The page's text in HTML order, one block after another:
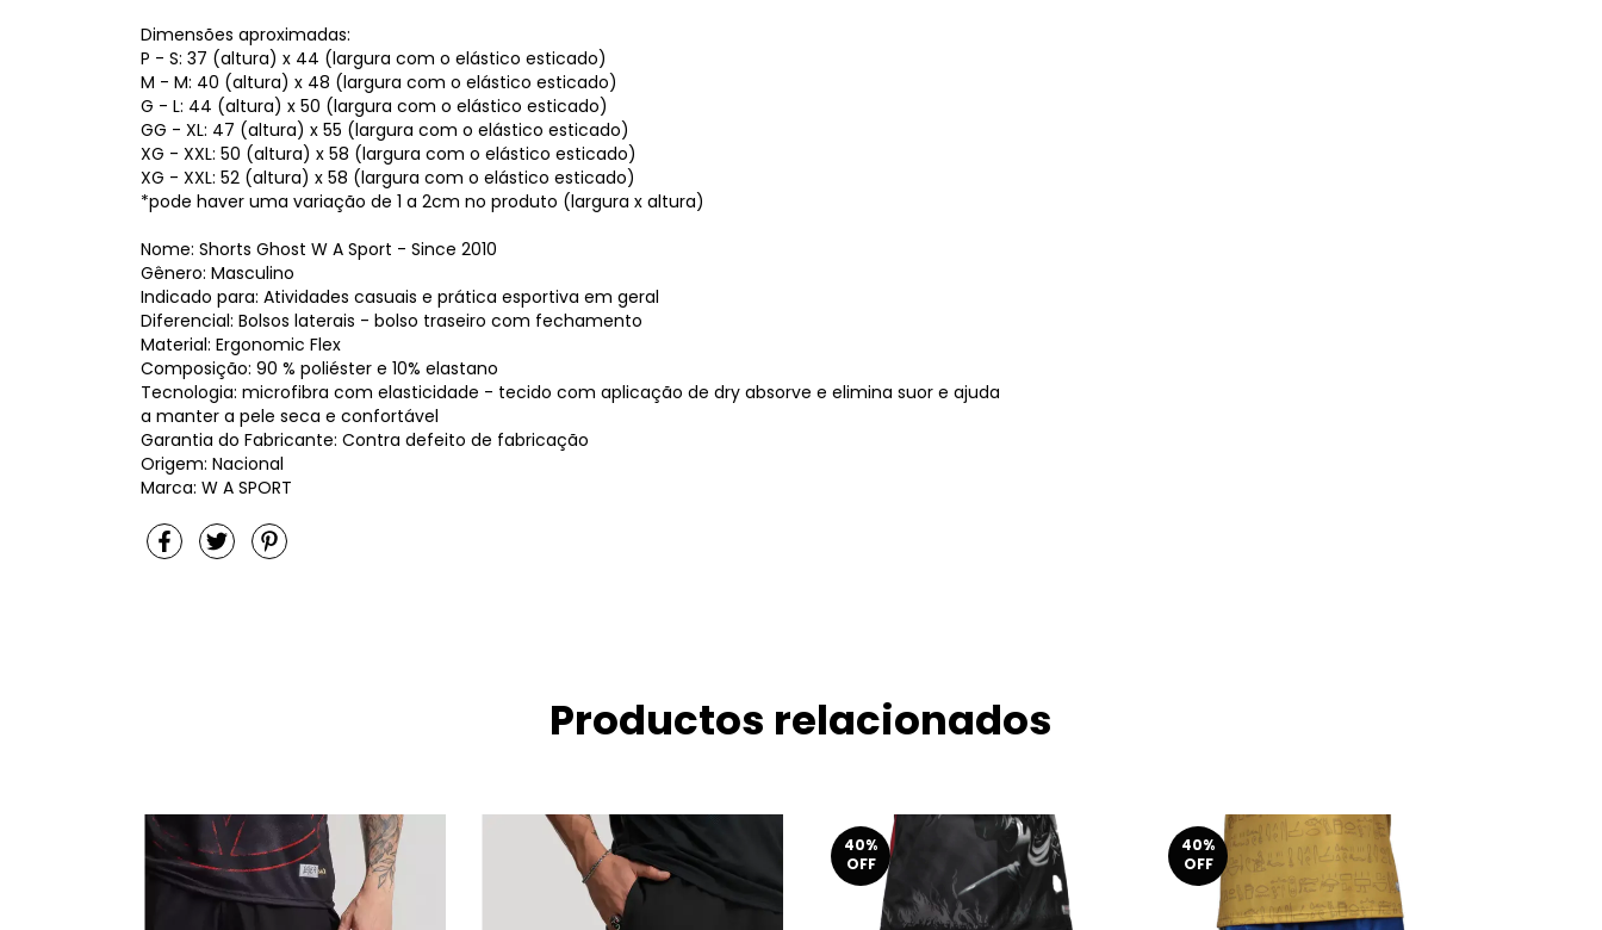
Dimensões aproximadas:
P - S: 37 (altura) x 44 (largura com o elástico esticado)
M - M: 40 (altura) x 48 (largura com o elástico esticado)
G - L: 44 (altura) x 50 (largura com o elástico esticado)
GG - XL: 47 (altura) x 55 (largura com o elástico esticado)
XG - XXL: 50 (altura) x 58 (largura com o elástico esticado)
XG - XXL: 52 (altura) x 58 (largura com o elástico esticado)
*pode haver uma variação de 1 a 2cm no produto (largura x altura)
Nome: Shorts Ghost W A Sport - Since 2010
Gênero: Masculino
Indicado para: Atividades casuais e prática esportiva em geral
Diferencial: Bolsos laterais - bolso traseiro com fechamento
Material: Ergonomic Flex
Composição: 90 % poliéster e 10% elastano
Tecnologia: microfibra com elasticidade - tecido com aplicação de dry absorve e elimina suor e ajuda
a manter a pele seca e confortável
Garantia do Fabricante: Contra defeito de fabricação
Origem: Nacional
Marca: W A SPORT
Productos relacionados
40%
OFF
40%
OFF